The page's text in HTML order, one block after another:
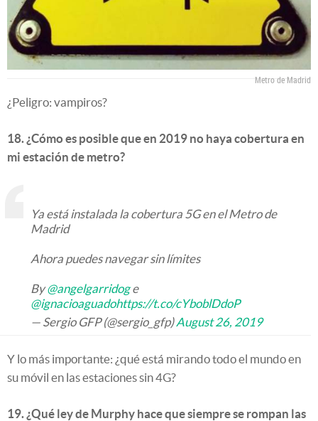
Metro de Madrid
¿Peligro: vampiros?
18. ¿Cómo es posible que en 2019 no haya cobertura en
mi estación de metro?
Ya está instalada la cobertura 5G en el Metro de
Madrid
Ahora puedes navegar sin límites
By@angelgarridoge
@ignacioaguadohttps://t.co/cYboblDdoP
— Sergio GFP (@sergio_gfp)August 26, 2019
Y lo más importante: ¿qué está mirando todo el mundo en
su móvil en las estaciones sin 4G?
19. ¿Qué ley de Murphy hace que siempre se rompan las